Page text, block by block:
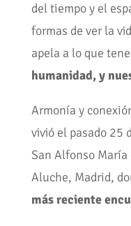
del tiempo y el
formas de ver la
apela a lo que
humanidad, y
Armonía y
vivió el pasado 25
San Alfonso
Aluche, Madrid,
más reciente